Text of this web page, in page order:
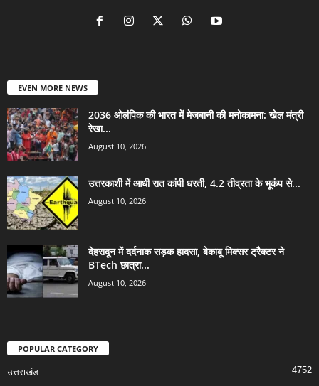
EVEN MORE NEWS
2036 ओलंपिक की भारत में मेजबानी की मनोकामना: खेल मंत्री
रेखा...
August 10, 2026
उत्तरकाशी में आधी रात कांपी धरती, 4.2 तीव्रता के भूकंप से...
August 10, 2026
देहरादून में दर्दनाक सड़क हादसा, बेकाबू मिक्सर ट्रैक्टर ने
BTech छात्रा...
August 10, 2026
POPULAR CATEGORY
उत्तराखंड
4752